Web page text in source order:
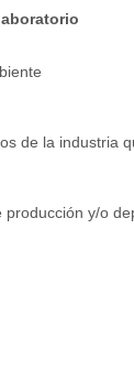
de la industria
y/o